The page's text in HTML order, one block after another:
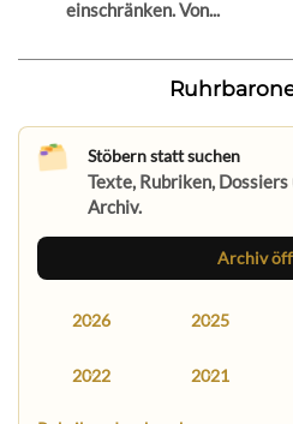
einschränken. Von...
Stöbern statt suchen
Texte, Rubriken,
Archiv.
Archiv
2026 2025
2022 2021